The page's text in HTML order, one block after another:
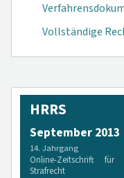
Vollständige
HRRS
September 2013
14. Jahrgang
Online-Zeitschrift für
Strafrecht